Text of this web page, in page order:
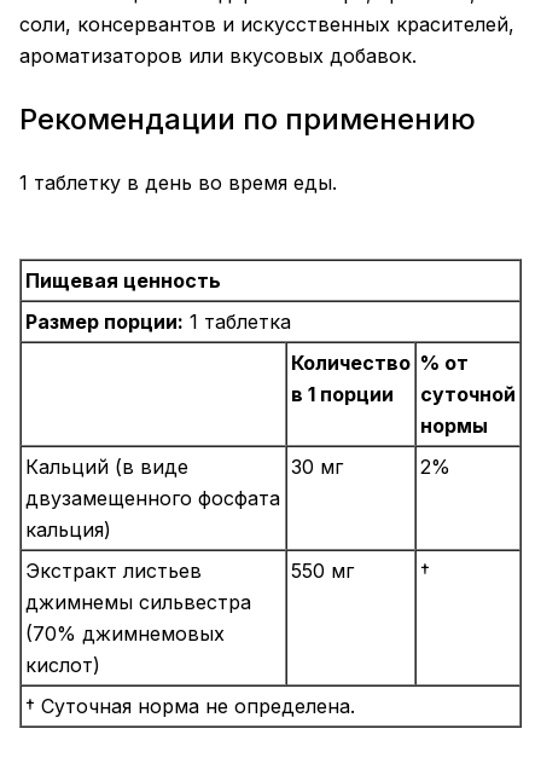
соли, консервантов и искусственных красителей,
ароматизаторов или вкусовых добавок.
Рекомендации по применению
1 таблетку в день во время еды.
Пищевая ценность
Размер порции: 1 таблетка
Количество
в 1 порции
% от
суточной
нормы
Кальций (в виде
двузамещенного фосфата
кальция)
30 мг 2%
Экстракт листьев
джимнемы сильвестра
(70% джимнемовых
кислот)
550 мг †
† Суточная норма не определена.